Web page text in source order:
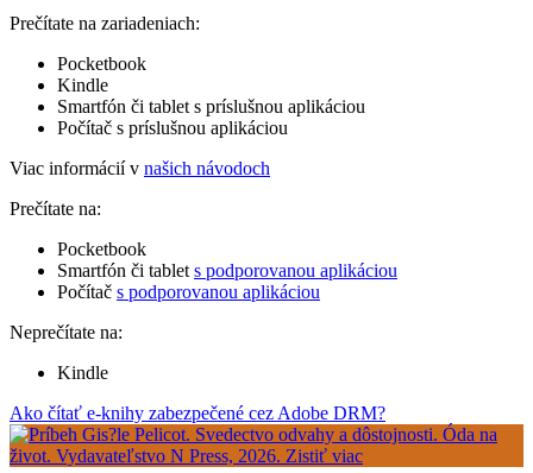
Prečítate na zariadeniach:
Pocketbook
Kindle
Smartfón či tablet s príslušnou aplikáciou
Počítač s príslušnou aplikáciou
Viac informácií v našich návodoch
Prečítate na:
Pocketbook
Smartfón či tablet s podporovanou aplikáciou
Počítač s podporovanou aplikáciou
Neprečítate na:
Kindle
Ako čítať e-knihy zabezpečené cez Adobe DRM?